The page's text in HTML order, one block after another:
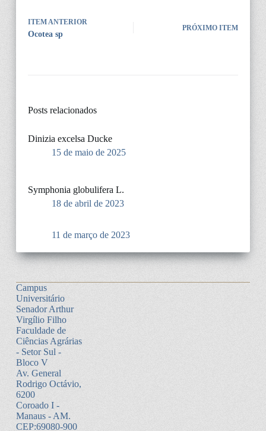
ITEM ANTERIOR
Ocotea sp
PRÓXIMO ITEM
Posts relacionados
Dinizia excelsa Ducke
15 de maio de 2025
Symphonia globulifera L.
18 de abril de 2023
11 de março de 2023
Campus
Universitário
Senador Arthur
Virgílio Filho
Faculdade de
Ciências Agrárias
- Setor Sul -
Bloco V
Av. General
Rodrigo Octávio,
6200
Coroado I -
Manaus - AM.
CEP:69080-900